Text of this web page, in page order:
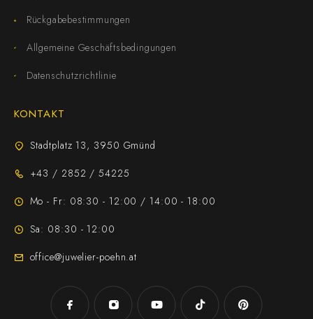
Rückgabebestimmungen
Allgemeine Geschäftsbedingungen
Datenschutzrichtlinie
KONTAKT
Stadtplatz 13, 3950 Gmünd
+43 / 2852 / 54225
Mo - Fr: 08:30 - 12:00 / 14:00 - 18:00
Sa: 08:30 - 12:00
office@juwelier-poehn.at